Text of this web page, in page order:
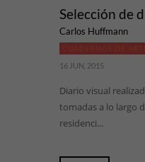
Selección de
Carlos Huffmann
16 JUN, 2015
Diario visual
tomadas a lo largo
residenci...